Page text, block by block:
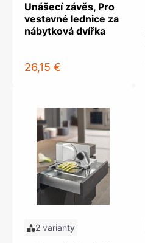
Unášecí závěs, Pro
vestavné lednice za
nábytková dvířka
26,15 €
2 varianty